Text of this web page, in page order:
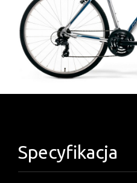
Specyfikacja